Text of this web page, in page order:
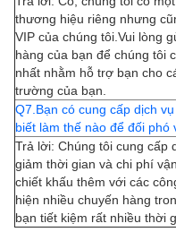
thương hiệu riêng nhưng
VIP của chúng tôi.Vui lòng
hàng của bạn để chúng tôi
nhất nhằm hỗ trợ bạn cho
trường của bạn.
Q7.Bạn có cung cấp dịch
biết làm thế nào để đối phó
Trả lời: Chúng tôi cung cấp
giảm thời gian và chi phí
chiết khấu thêm với các
hiện nhiều chuyến hàng
bạn tiết kiệm rất nhiều thời